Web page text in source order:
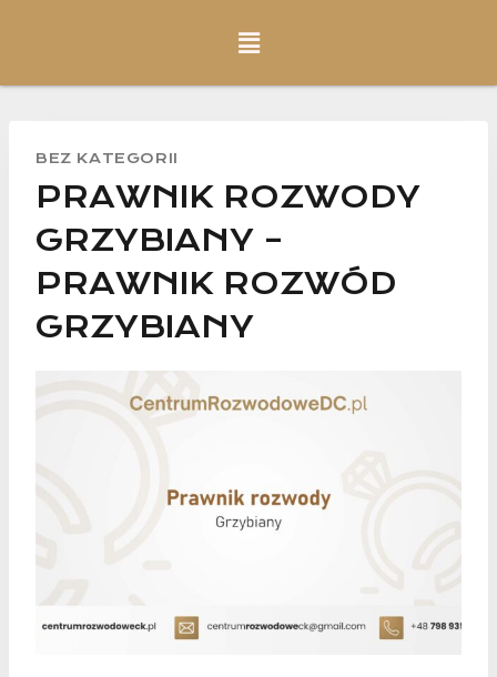
BEZ KATEGORII
PRAWNIK ROZWODY
GRZYBIANY –
PRAWNIK ROZWÓD
GRZYBIANY